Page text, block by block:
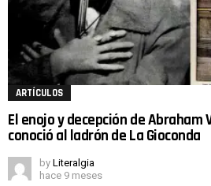
ARTÍCULOS
El enojo y decepción de Abraham
conoció al ladrón de La Gioconda
by Literalgia
hace 9 meses